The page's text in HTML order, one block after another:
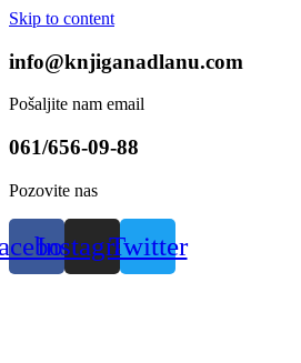
Skip to content
info@knjiganadlanu.com
Pošaljite nam email
061/656-09-88
Pozovite nas
InstagramTwitter